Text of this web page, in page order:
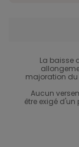
La baisse
majoration du
Aucun
être exigé